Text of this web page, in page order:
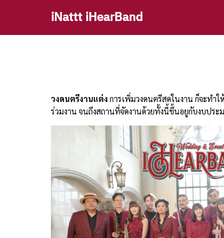
iNattt iHearBand
วงดนตรีงานแต่ง การเพิ่มวงดนตรีสดในงาน ก็จะทำ
ร่วมงาน จนถึงสถานที่จัดงานด้วยทั้งนี้ขึ้นอยูกับงบประ